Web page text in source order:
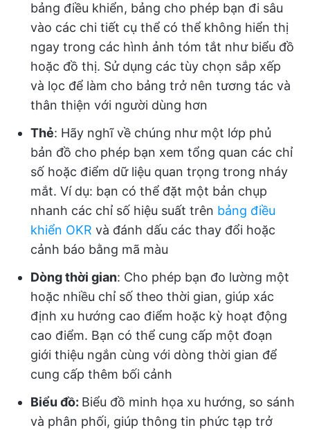
bảng điều khiển, bảng cho phép bạn đi sâu
vào các chi tiết cụ thể có thể không hiển thị
ngay trong các hình ảnh tóm tắt như biểu đồ
hoặc đồ thị. Sử dụng các tùy chọn sắp xếp
và lọc để làm cho bảng trở nên tương tác và
thân thiện với người dùng hơn
Thẻ: Hãy nghĩ về chúng như một lớp phủ
bản đồ cho phép bạn xem tổng quan các chỉ
số hoặc điểm dữ liệu quan trọng trong nháy
mắt. Ví dụ: bạn có thể đặt một bản chụp
nhanh các chỉ số hiệu suất trên bảng điều
khiển OKR và đánh dấu các thay đổi hoặc
cảnh báo bằng mã màu
Dòng thời gian: Cho phép bạn đo lường một
hoặc nhiều chỉ số theo thời gian, giúp xác
định xu hướng cao điểm hoặc kỳ hoạt động
cao điểm. Bạn có thể cung cấp một đoạn
giới thiệu ngắn cùng với dòng thời gian để
cung cấp thêm bối cảnh
Biểu đồ: Biểu đồ minh họa xu hướng, so sánh
và phân phối, giúp thông tin phức tạp trở